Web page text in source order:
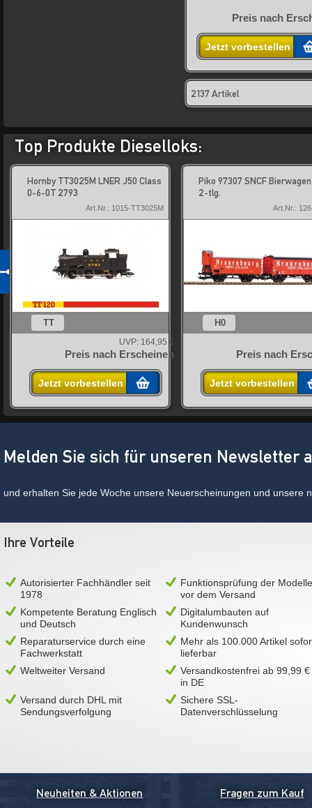
Preis nach
Jetzt vorbestellen
2137 Artikel
Top Produkte Dieselloks:
Hornby TT3025M LNER J50 Class
0-6-0T 2793
Art.Nr.: 1015-TT3025M
TT
UVP: 164,95 €
Preis nach Erscheinen
Jetzt vorbestellen
Piko 97307 SNCF
2-tlg.
Art.Nr.:
H0
Preis nach
Jetzt vorbestellen
Melden Sie sich für unseren Newsletter
und erhalten Sie jede Woche unsere Neuerscheinungen und unsere
Ihre Vorteile
Autorisierter Fachhändler seit
1978
Funktionsprüfung der Modelle
vor dem Versand
Kompetente Beratung Englisch
und Deutsch
Digitalumbauten auf
Kundenwunsch
Reparaturservice durch eine
Fachwerkstatt
Mehr als 100.000 Artikel
lieferbar
Weltweiter Versand
Versandkostenfrei ab 99,99 €
in DE
Versand durch DHL mit
Sendungsverfolgung
Sichere SSL-
Datenverschlüsselung
Neuheiten & Aktionen Fragen zum Kauf